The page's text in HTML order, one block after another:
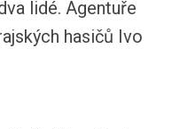
lidé. Agentuře
hasičů Ivo